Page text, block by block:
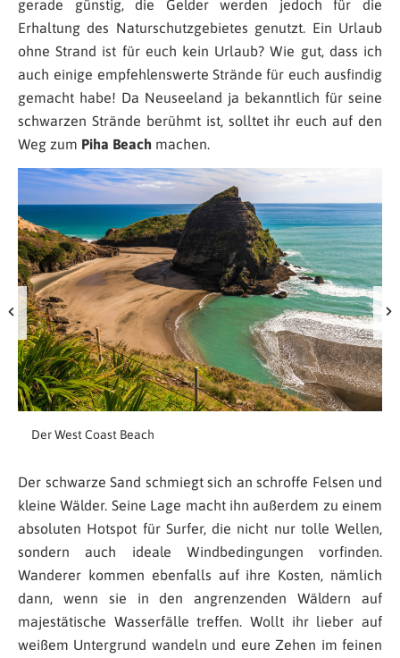
gerade günstig, die Gelder werden jedoch für die
Erhaltung des Naturschutzgebietes genutzt. Ein Urlaub
ohne Strand ist für euch kein Urlaub? Wie gut, dass ich
auch einige empfehlenswerte Strände für euch ausfindig
gemacht habe! Da Neuseeland ja bekanntlich für seine
schwarzen Strände berühmt ist, solltet ihr euch auf den
Weg zum Piha Beach machen.
Der West Coast Beach
Der schwarze Sand schmiegt sich an schroffe Felsen und
kleine Wälder. Seine Lage macht ihn außerdem zu einem
absoluten Hotspot für Surfer, die nicht nur tolle Wellen,
sondern auch ideale Windbedingungen vorfinden.
Wanderer kommen ebenfalls auf ihre Kosten, nämlich
dann, wenn sie in den angrenzenden Wäldern auf
majestätische Wasserfälle treffen. Wollt ihr lieber auf
weißem Untergrund wandeln und eure Zehen im feinen